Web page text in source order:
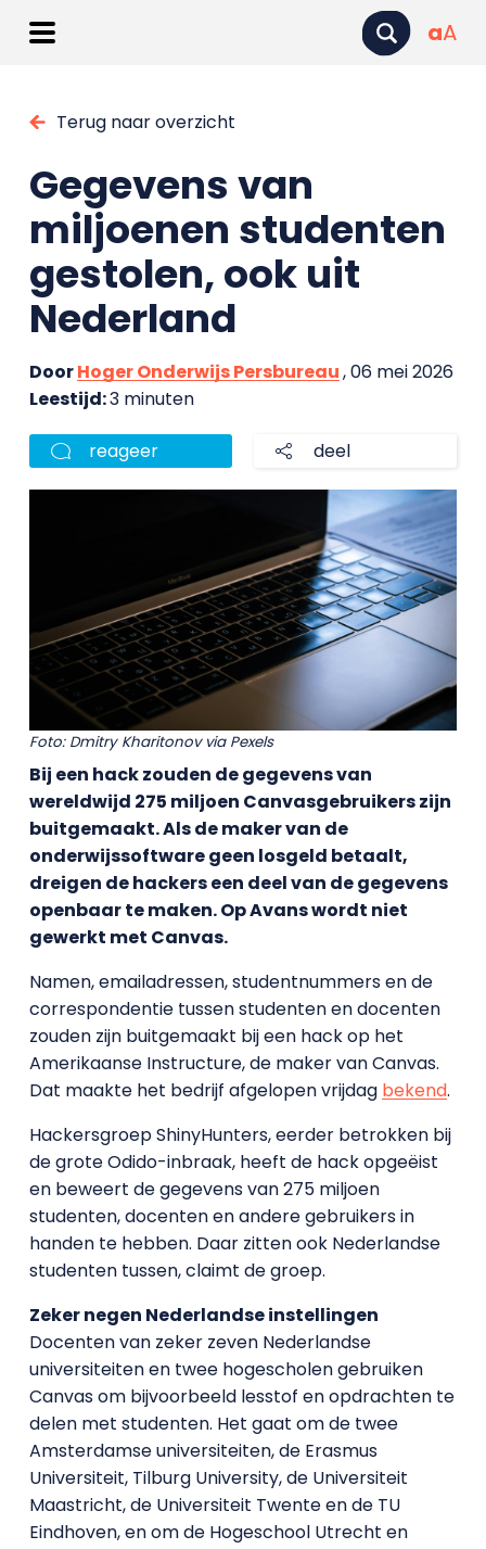
aA
Terug naar overzicht
Gegevens van
miljoenen studenten
gestolen, ook uit
Nederland
DoorHoger Onderwijs Persbureau, 06 mei 2026
Leestijd:3 minuten
reageer deel
Foto: Dmitry Kharitonov via Pexels
Bij een hack zouden de gegevens van
wereldwijd 275 miljoen Canvasgebruikers zijn
buitgemaakt. Als de maker van de
onderwijssoftware geen losgeld betaalt,
dreigen de hackers een deel van de gegevens
openbaar te maken. Op Avans wordt niet
gewerkt met Canvas.
Namen, emailadressen, studentnummers en de
correspondentie tussen studenten en docenten
zouden zijn buitgemaakt bij een hack op het
Amerikaanse Instructure, de maker van Canvas.
Dat maakte het bedrijf afgelopen vrijdag bekend.
Hackersgroep ShinyHunters, eerder betrokken bij
de grote Odido-inbraak, heeft de hack opgeëist
en beweert de gegevens van 275 miljoen
studenten, docenten en andere gebruikers in
handen te hebben. Daar zitten ook Nederlandse
studenten tussen, claimt de groep.
Zeker negen Nederlandse instellingen
Docenten van zeker zeven Nederlandse
universiteiten en twee hogescholen gebruiken
Canvas om bijvoorbeeld lesstof en opdrachten te
delen met studenten. Het gaat om de twee
Amsterdamse universiteiten, de Erasmus
Universiteit, Tilburg University, de Universiteit
Maastricht, de Universiteit Twente en de TU
Eindhoven, en om de Hogeschool Utrecht en